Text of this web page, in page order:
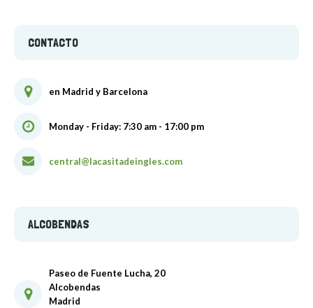
CONTACTO
en Madrid y Barcelona
Monday - Friday: 7:30 am - 17:00 pm
central@lacasitadeingles.com
ALCOBENDAS
Paseo de Fuente Lucha, 20
Alcobendas
Madrid